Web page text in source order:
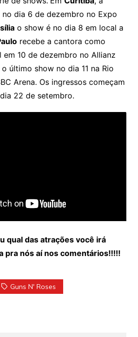
dia 6 de dezembro no Expo
o show é no dia 8 em local a
recebe a cantora como
em 10 de dezembro no Allianz
último show no dia 11 na Rio
Arena. Os ingressos começam
22 de setembro.
qual das atrações você irá
pra nós aí nos comentários!!!!!
Guns N' Roses